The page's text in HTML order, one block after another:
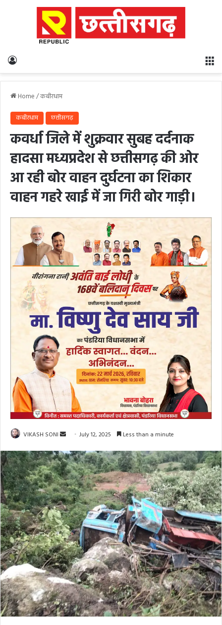
Home/कबीरधाम
कबीरधाम छत्तीसगढ़
कवर्धा जिले में शुक्रवार सुबह दर्दनाक
हादसा मध्यप्रदेश से छत्तीसगढ़ की ओर
आ रही बोर वाहन दुर्घटना का शिकार
वाहन गहरे खाई में जा गिरी बोर गाड़ी।
VIKASH SONI
Send
email
July 12, 2025 Less than a minute